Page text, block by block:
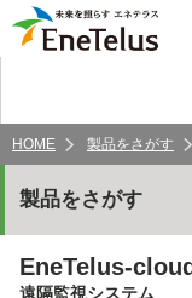
HOME 製品をさがす
製品をさがす
EneTelus-
遠隔監視システム